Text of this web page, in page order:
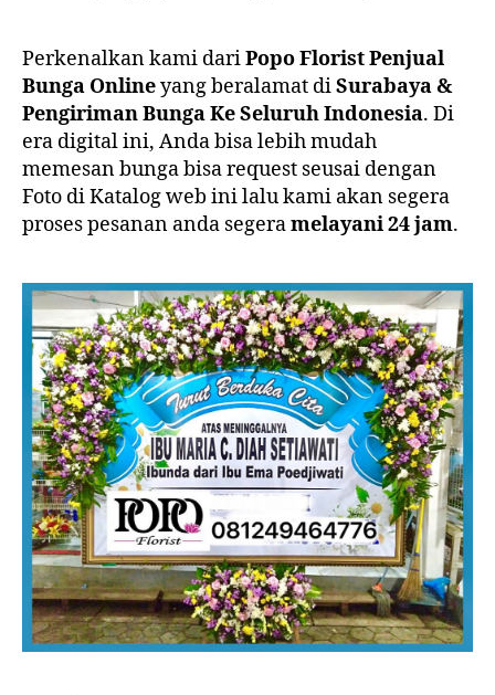
Perkenalkan kami dariPopo Florist Penjual
Bunga Onlineyang beralamat diSurabaya &
Pengiriman Bunga Ke Seluruh Indonesia. Di
era digital ini, Anda bisa lebih mudah
memesan bunga bisa request seusai dengan
Foto di Katalog web ini lalu kami akan segera
proses pesanan anda segeramelayani 24 jam.